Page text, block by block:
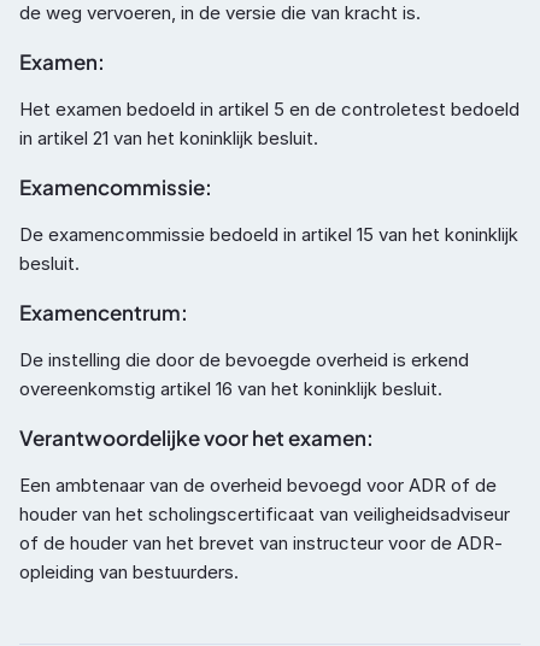
de weg vervoeren, in de versie die van kracht is.
Examen:
Het examen bedoeld in artikel 5 en de controletest bedoeld
in artikel 21 van het koninklijk besluit.
Examencommissie:
De examencommissie bedoeld in artikel 15 van het koninklijk
besluit.
Examencentrum:
De instelling die door de bevoegde overheid is erkend
overeenkomstig artikel 16 van het koninklijk besluit.
Verantwoordelijke voor het examen:
Een ambtenaar van de overheid bevoegd voor ADR of de
houder van het scholingscertificaat van veiligheidsadviseur
of de houder van het brevet van instructeur voor de ADR-
opleiding van bestuurders.